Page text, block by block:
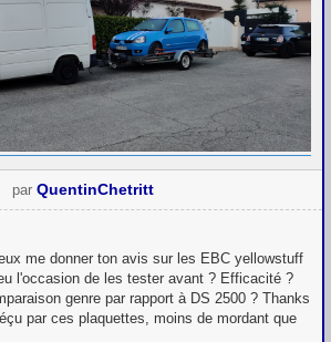
par QuentinChetritt
me donner ton avis sur les EBC yellowstuff
l'occasion de les tester avant ? Efficacité ?
genre par rapport à DS 2500 ? Thanks
par ces plaquettes, moins de mordant que